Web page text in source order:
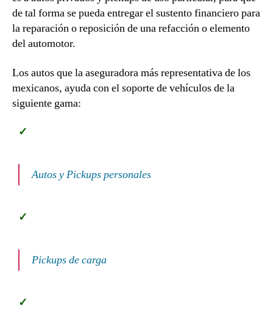
de tal forma se pueda entregar el sustento financiero para
la reparación o reposición de una refacción o elemento
del automotor.
Los autos que la aseguradora más representativa de los
mexicanos, ayuda con el soporte de vehículos de la
siguiente gama:
Autos y Pickups personales
Pickups de carga